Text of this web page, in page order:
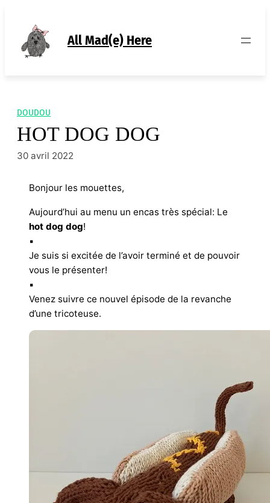
contenu
All Mad(e) Here
DOUDOU
HOT DOG DOG
30 avril 2022
Bonjour les mouettes,
Aujourd’hui au menu un encas très spécial: Le
hot dog dog!
▪︎
Je suis si excitée de l’avoir terminé et de pouvoir
vous le présenter!
▪︎
Venez suivre ce nouvel épisode de la revanche
d’une tricoteuse.